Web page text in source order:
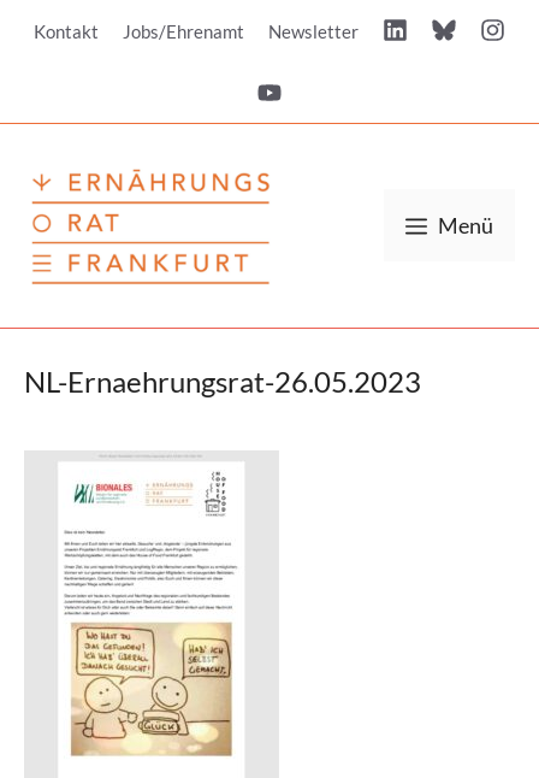
InhaltKontakt Jobs/Ehrenamt Newsletter
Menü
NL-Ernaehrungsrat-26.05.2023